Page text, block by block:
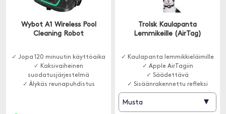
Wybot A1 Wireless Pool
Cleaning Robot
✓ Jopa 120 minuutin käyttöaika
✓ Kaksivaiheinen
suodatusjärjestelmä
✓ Älykäs reunapuhdistus
Trolsk Kaulapanta
Lemmikeille (AirTag)
✓ Kaulapanta lemmikkieläimille
✓ Apple AirTagiin
✓ Säädettävä
✓ Sisäänrakennettu refleksi
Musta ▾